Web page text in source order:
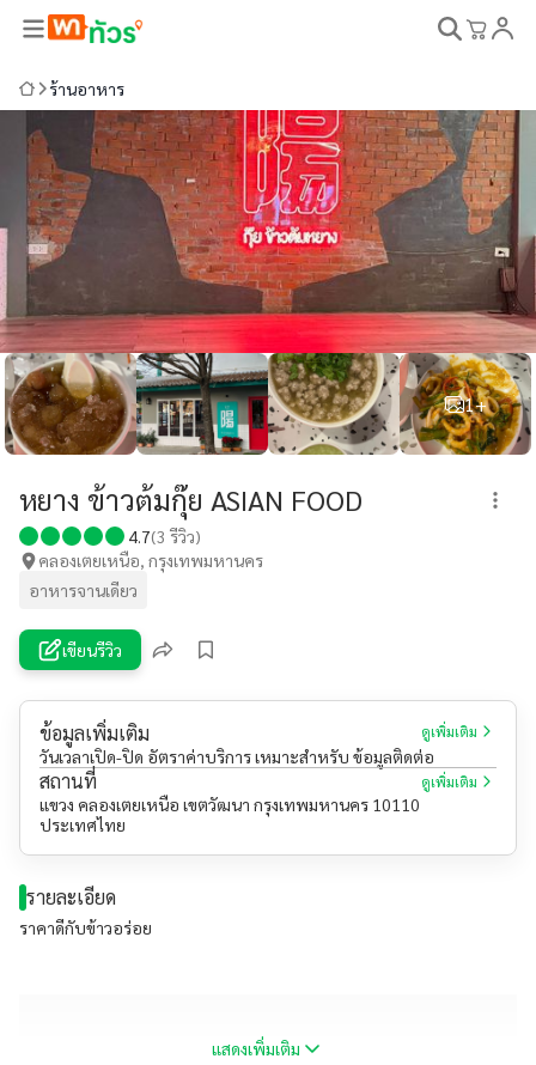
ร้านอาหาร
1+
หยาง ข้าวต้มกุ๊ย ASIAN FOOD
4.7(3 รีวิว)
คลองเตยเหนือ, กรุงเทพมหานคร
อาหารจานเดียว
เขียนรีวิว
ข้อมูลเพิ่มเติม ดูเพิ่มเติม
วันเวลาเปิด-ปิด อัตราค่าบริการ เหมาะสำหรับ ข้อมูลติดต่อ
สถานที่ ดูเพิ่มเติม
แขวง คลองเตยเหนือ เขตวัฒนา กรุงเทพมหานคร 10110
ประเทศไทย
รายละเอียด
ราคาดีกับข้าวอร่อย
แสดงเพิ่มเติม